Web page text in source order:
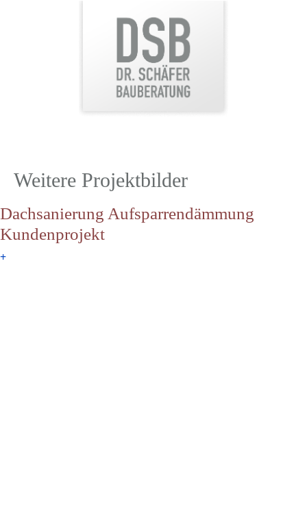
Weitere Projektbilder
Dachsanierung Aufsparrendämmung
Kundenprojekt
+